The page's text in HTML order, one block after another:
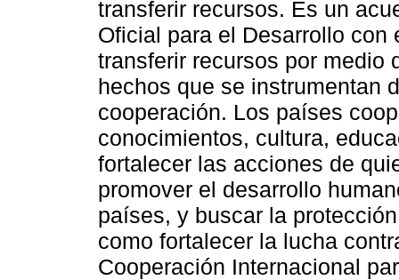
transferir recursos. Es un
Oficial para el Desarrollo
transferir recursos por medio
hechos que se instrumentan
cooperación. Los países
conocimientos, cultura,
fortalecer las acciones de
promover el desarrollo
países, y buscar la
como fortalecer la lucha
Cooperación Internacional